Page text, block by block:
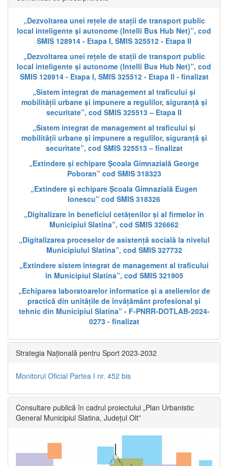
„Dezvoltarea unei rețele de stații de transport public
local inteligente și autonome (Intelli Bus Hub Net)”, cod
SMIS 128914 - Etapa I, SMIS 325512 - Etapa II
„Dezvoltarea unei rețele de stații de transport public
local inteligente și autonome (Intelli Bus Hub Net)”, cod
SMIS 128914 - Etapa I, SMIS 325512 - Etapa II - finalizat
„Sistem integrat de management al traficului și
mobilității urbane și impunere a regulilor, siguranță și
securitate”, cod SMIS 325513 – Etapa II
„Sistem integrat de management al traficului și
mobilității urbane și impunere a regulilor, siguranță și
securitate”, cod SMIS 325513 – finalizat
„Extindere și echipare Școala Gimnazială George
Poboran” cod SMIS 318323
„Extindere și echipare Școala Gimnazială Eugen
Ionescu” cod SMIS 318326
„Digitalizare în beneficiul cetățenilor și al firmelor în
Municipiul Slatina”, cod SMIS 326662
„Digitalizarea proceselor de asistență socială la nivelul
Municipiului Slatina”, cod SMIS 327732
„Extindere sistem integrat de management al traficului
în Municipiul Slatina”, cod SMIS 321905
„Echiparea laboratoarelor informatice și a atelierelor de
practică din unitățile de învățământ profesional și
tehnic din Municipiul Slatina” - F-PNRR-DOTLAB-2024-
0273 - finalizat
Strategia Națională pentru Sport 2023-2032
Monitorul Oficial Partea I nr. 452 bis
Consultare publică în cadrul proiectului „Plan Urbanistic
General Municipiul Slatina, Județul Olt”